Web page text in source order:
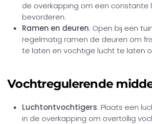
de overkapping om een constante
bevorderen.
Ramen en deuren: Open bij een
regelmatig ramen de deuren om
te laten en vochtige lucht te laten
Vochtregulerende
Luchtontvochtigers: Plaats een
in de overkapping om overtollig